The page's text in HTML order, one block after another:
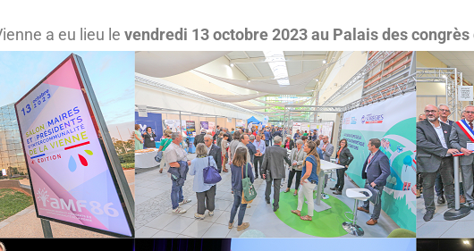
a eu lieu le vendredi 13 octobre 2023 au Palais des